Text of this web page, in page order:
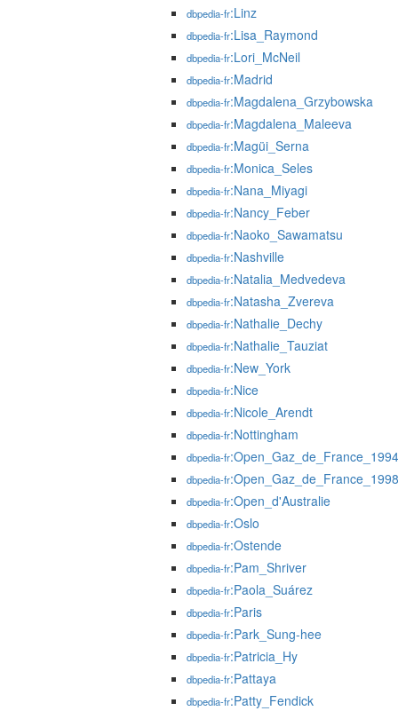
dbpedia-fr:Linz
dbpedia-fr:Lisa_Raymond
dbpedia-fr:Lori_McNeil
dbpedia-fr:Madrid
dbpedia-fr:Magdalena_Grzybowska
dbpedia-fr:Magdalena_Maleeva
dbpedia-fr:Magüi_Serna
dbpedia-fr:Monica_Seles
dbpedia-fr:Nana_Miyagi
dbpedia-fr:Nancy_Feber
dbpedia-fr:Naoko_Sawamatsu
dbpedia-fr:Nashville
dbpedia-fr:Natalia_Medvedeva
dbpedia-fr:Natasha_Zvereva
dbpedia-fr:Nathalie_Dechy
dbpedia-fr:Nathalie_Tauziat
dbpedia-fr:New_York
dbpedia-fr:Nice
dbpedia-fr:Nicole_Arendt
dbpedia-fr:Nottingham
dbpedia-fr:Open_Gaz_de_France_1994
dbpedia-fr:Open_Gaz_de_France_1998
dbpedia-fr:Open_d'Australie
dbpedia-fr:Oslo
dbpedia-fr:Ostende
dbpedia-fr:Pam_Shriver
dbpedia-fr:Paola_Suárez
dbpedia-fr:Paris
dbpedia-fr:Park_Sung-hee
dbpedia-fr:Patricia_Hy
dbpedia-fr:Pattaya
dbpedia-fr:Patty_Fendick